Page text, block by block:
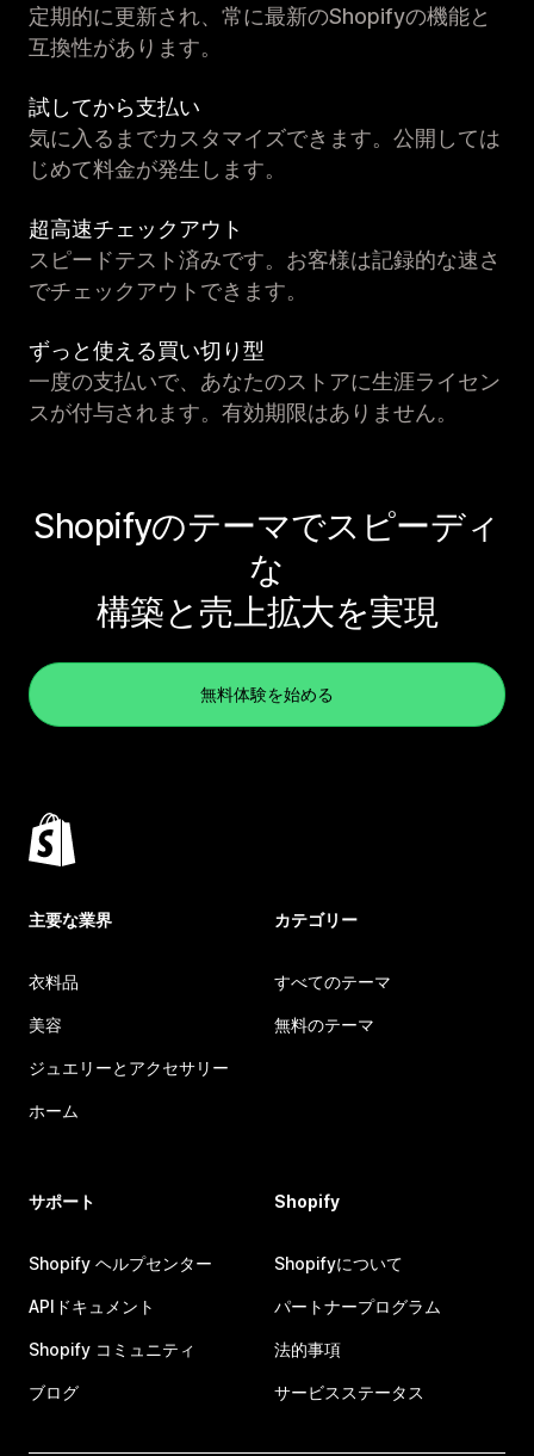
定期的に更新され、常に最新のShopifyの機能と
互換性があります。
試してから支払い
気に入るまでカスタマイズできます。公開しては
じめて料金が発生します。
超高速チェックアウト
スピードテスト済みです。お客様は記録的な速さ
でチェックアウトできます。
ずっと使える買い切り型
一度の支払いで、あなたのストアに生涯ライセン
スが付与されます。有効期限はありません。
Shopifyのテーマでスピーディ
な
構築と売上拡大を実現
無料体験を始める
主要な業界
衣料品
美容
ジュエリーとアクセサリー
ホーム
カテゴリー
すべてのテーマ
無料のテーマ
サポート
Shopify ヘルプセンター
APIドキュメント
Shopify コミュニティ
ブログ
Shopify
Shopifyについて
パートナープログラム
法的事項
サービスステータス